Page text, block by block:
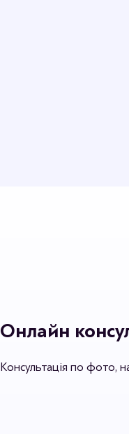
Онлайн
Консультація по фото,